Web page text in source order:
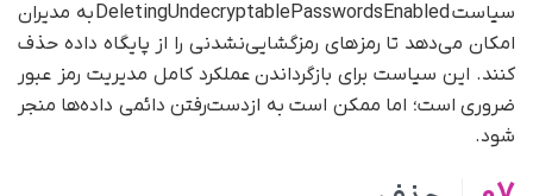
سیاست DeletingUndecryptablePasswordsEnabled به مدیران
امکان می‌دهد تا رمزهای رمزگشایی‌نشدنی را از پایگاه داده حذف
کنند. این سیاست برای بازگرداندن عملکرد کامل مدیریت رمز عبور
ضروری است؛ اما ممکن است به از‌دست‌رفتن دائمی داده‌ها منجر
شود.